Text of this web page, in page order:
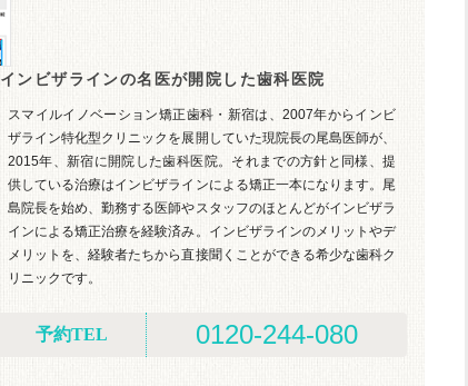
インビザラインの名医が開院した歯科医院
スマイルイノベーション矯正歯科・新宿は、2007年からインビ
ザライン特化型クリニックを展開していた現院長の尾島医師が、
2015年、新宿に開院した歯科医院。それまでの方針と同様、提
供している治療はインビザラインによる矯正一本になります。尾
島院長を始め、勤務する医師やスタッフのほとんどがインビザラ
インによる矯正治療を経験済み。インビザラインのメリットやデ
メリットを、経験者たちから直接聞くことができる希少な歯科ク
リニックです。
予約TEL 0120-244-080